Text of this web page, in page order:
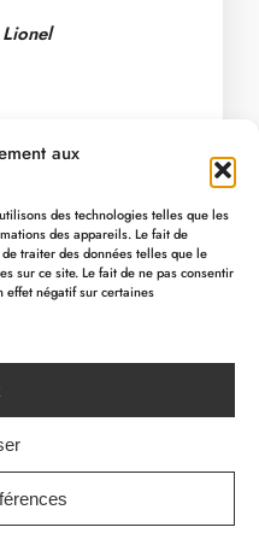
aux
des technologies telles que les
des appareils. Le fait de
traiter des données telles que le
sur ce site. Le fait de ne pas consentir
effet négatif sur certaines
00 00 oder per
NEXT ARTICLE